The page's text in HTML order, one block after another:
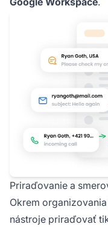
Priraďovanie a
Okrem
nástroje priraďovať